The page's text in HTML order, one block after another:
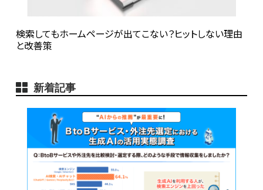
検索してもホームページが出てこない？ヒットしない理由
と改善策
新着記事